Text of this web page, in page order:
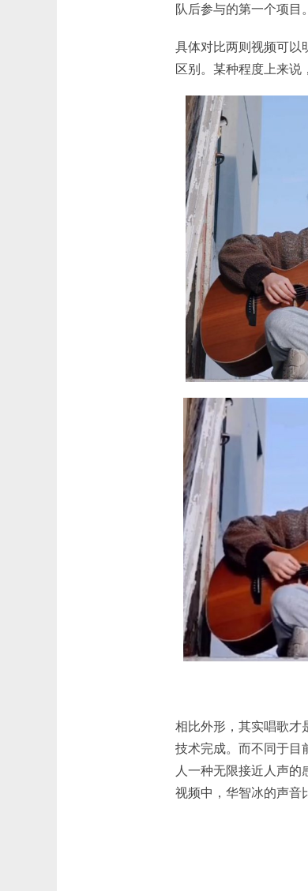
队后参与的第一个项目。
具体对比两则视频可以
区别。某种程度上来说
相比外形，其实唱歌才
技术完成。而不同于
人一种无限接近人声
视频中，华智冰的声音